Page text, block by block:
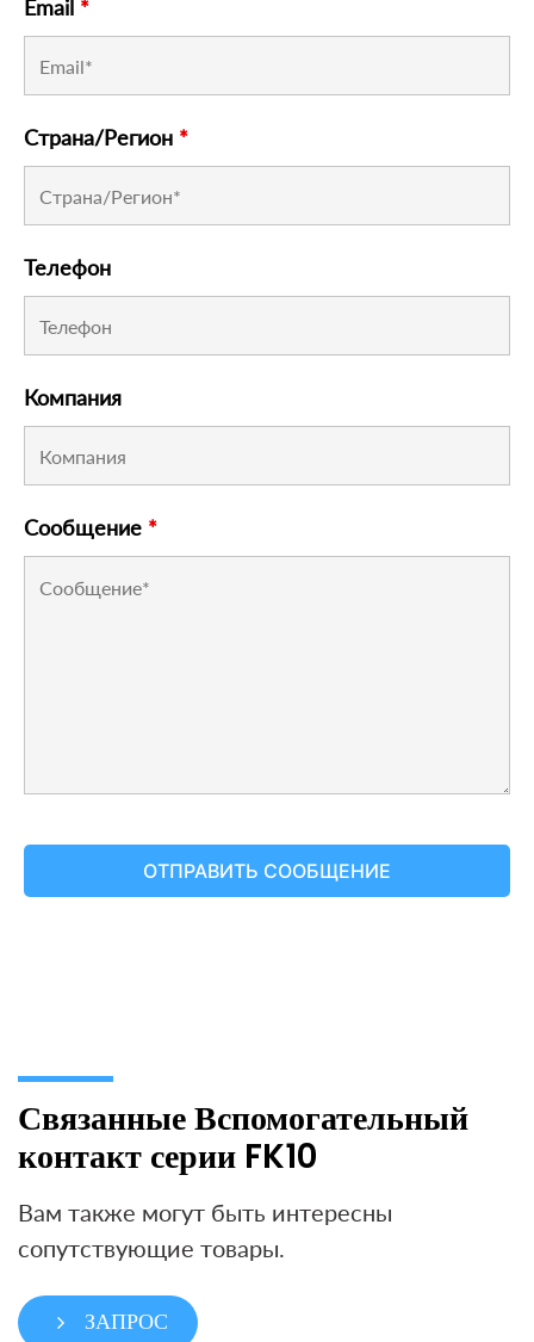
Email *
Страна/Регион *
Телефон
Компания
Сообщение *
Связанные Вспомогательный
контакт серии FK10
Вам также могут быть интересны
сопутствующие товары.
ЗАПРОС